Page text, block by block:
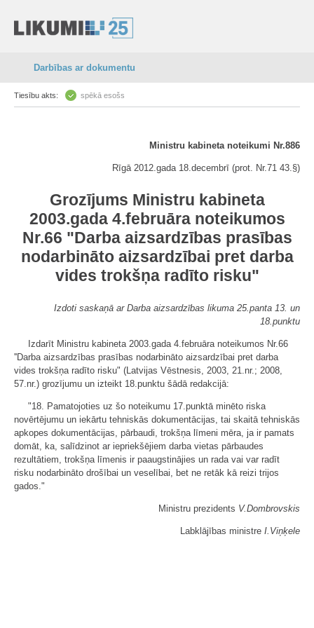
Darbības ar dokumentu
Tiesību akts: spēkā esošs
Ministru kabineta noteikumi Nr.886
Rīgā 2012.gada 18.decembrī (prot. Nr.71 43.§)
Grozījums Ministru kabineta
2003.gada 4.februāra noteikumos
Nr.66 "Darba aizsardzības prasības
nodarbināto aizsardzībai pret darba
vides trokšņa radīto risku"
Izdoti saskaņā ar Darba aizsardzības likuma 25.panta 13. un
18.punktu
Izdarīt Ministru kabineta 2003.gada 4.februāra noteikumos Nr.66
''Darba aizsardzības prasības nodarbināto aizsardzībai pret darba
vides trokšņa radīto risku" (Latvijas Vēstnesis, 2003, 21.nr.; 2008,
57.nr.) grozījumu un izteikt 18.punktu šādā redakcijā:
"18. Pamatojoties uz šo noteikumu 17.punktā minēto riska
novērtējumu un iekārtu tehniskās dokumentācijas, tai skaitā tehniskās
apkopes dokumentācijas, pārbaudi, trokšņa līmeni mēra, ja ir pamats
domāt, ka, salīdzinot ar iepriekšējiem darba vietas pārbaudes
rezultātiem, trokšņa līmenis ir paaugstinājies un rada vai var radīt
risku nodarbināto drošībai un veselībai, bet ne retāk kā reizi trijos
gados."
Ministru prezidents V.Dombrovskis
Labklājības ministre I.Viņķele